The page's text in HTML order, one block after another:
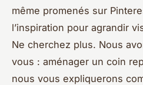
même promenés sur
l’inspiration pour agrandir
Ne cherchez plus. Nous
vous : aménager un coin
nous vous expliquerons